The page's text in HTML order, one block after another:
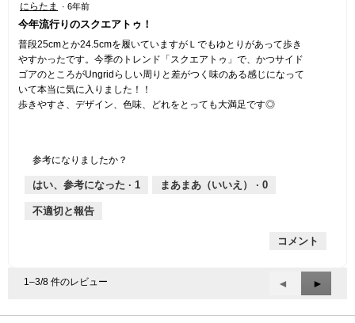
5
／
5
個
で
す。
にらたま · 6年前
今年流行りのスクエアトゥ！
普段25cmとか24.5cmを履いていますがＬでもゆとりがあって歩き
やすかったです。今季のトレンド「スクエアトゥ」で、かつサイド
ゴアのところがUngridらしい周りと差がつく味のある感じになって
いて本当に気に入りました！！
歩きやすさ、デザイン、色味、どれをとっても大満足です◎
参考になりましたか？
はい、参考になった · 1 まあまあ（いいえ） · 0
不適切と報告
コメント
1–3/8 件のレビュー
前
Reviews
◄
次
へ
►